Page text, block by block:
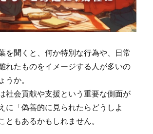
を聞くと、何か特別な行為や、日常
れたものをイメージする人が多いの
うか。
社会貢献や支援という重要な側面が
に「偽善的に見られたらどうしよ
ともあるかもしれません。